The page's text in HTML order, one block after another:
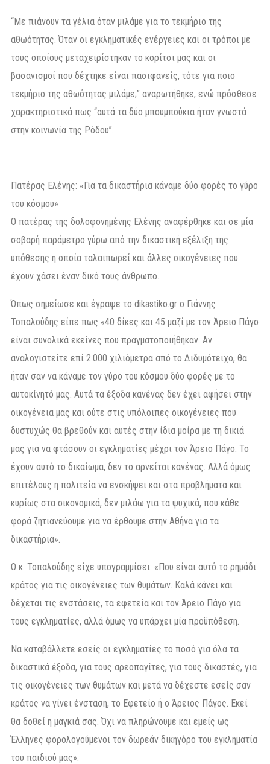
“Με πιάνουν τα γέλια όταν μιλάμε για το τεκμήριο της
αθωότητας. Όταν οι εγκληματικές ενέργειες και οι τρόποι με
τους οποίους μεταχειρίστηκαν το κορίτσι μας και οι
βασανισμοί που δέχτηκε είναι πασιφανείς, τότε για ποιο
τεκμήριο της αθωότητας μιλάμε;” αναρωτήθηκε, ενώ πρόσθεσε
χαρακτηριστικά πως “αυτά τα δύο μπουμπούκια ήταν γνωστά
στην κοινωνία της Ρόδου”.
Πατέρας Ελένης: «Για τα δικαστήρια κάναμε δύο φορές το γύρο
του κόσμου»
Ο πατέρας της δολοφονημένης Ελένης αναφέρθηκε και σε μία
σοβαρή παράμετρο γύρω από την δικαστική εξέλιξη της
υπόθεσης η οποία ταλαιπωρεί και άλλες οικογένειες που
έχουν χάσει έναν δικό τους άνθρωπο.
Όπως σημείωσε και έγραψε το dikastiko.gr ο Γιάννης
Τοπαλούδης είπε πως «40 δίκες και 45 μαζί με τον Άρειο Πάγο
είναι συνολικά εκείνες που πραγματοποιήθηκαν. Αν
αναλογιστείτε επί 2.000 χιλιόμετρα από το Διδυμότειχο, θα
ήταν σαν να κάναμε τον γύρο του κόσμου δύο φορές με το
αυτοκίνητό μας. Αυτά τα έξοδα κανένας δεν έχει αφήσει στην
οικογένεια μας και ούτε στις υπόλοιπες οικογένειες που
δυστυχώς θα βρεθούν και αυτές στην ίδια μοίρα με τη δικιά
μας για να φτάσουν οι εγκληματίες μέχρι τον Άρειο Πάγο. Το
έχουν αυτό το δικαίωμα, δεν το αρνείται κανένας. Αλλά όμως
επιτέλους η πολιτεία να ενσκήψει και στα προβλήματα και
κυρίως στα οικονομικά, δεν μιλάω για τα ψυχικά, που κάθε
φορά ζητιανεύουμε για να έρθουμε στην Αθήνα για τα
δικαστήρια».
Ο κ. Τοπαλούδης είχε υπογραμμίσει: «Που είναι αυτό το ρημάδι
κράτος για τις οικογένειες των θυμάτων. Καλά κάνει και
δέχεται τις ενστάσεις, τα εφετεία και τον Άρειο Πάγο για
τους εγκληματίες, αλλά όμως να υπάρχει μία προϋπόθεση.
Να καταβάλλετε εσείς οι εγκληματίες το ποσό για όλα τα
δικαστικά έξοδα, για τους αρεοπαγίτες, για τους δικαστές, για
τις οικογένειες των θυμάτων και μετά να δέχεστε εσείς σαν
κράτος να γίνει ένσταση, το Εφετείο ή ο Άρειος Πάγος. Εκεί
θα δοθεί η μαγκιά σας. Όχι να πληρώνουμε και εμείς ως
Έλληνες φορολογούμενοι τον δωρεάν δικηγόρο του εγκληματία
του παιδιού μας».